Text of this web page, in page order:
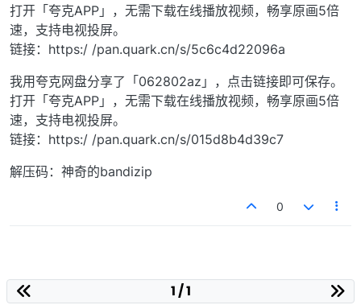
打开「夸克APP」，无需下载在线播放视频，畅享原画5倍
速，支持电视投屏。
链接：https:/ /pan.quark.cn/s/5c6c4d22096a
我用夸克网盘分享了「062802az」，点击链接即可保存。
打开「夸克APP」，无需下载在线播放视频，畅享原画5倍
速，支持电视投屏。
链接：https:/ /pan.quark.cn/s/015d8b4d39c7
解压码：神奇的bandizip
0
1 / 1